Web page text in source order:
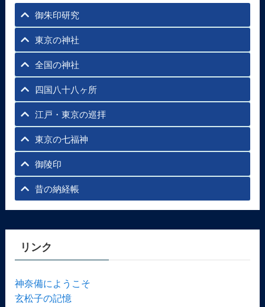
御朱印研究
東京の神社
全国の神社
四国八十八ヶ所
江戸・東京の巡拝
東京の七福神
御陵印
昔の納経帳
リンク
神奈備にようこそ
玄松子の記憶